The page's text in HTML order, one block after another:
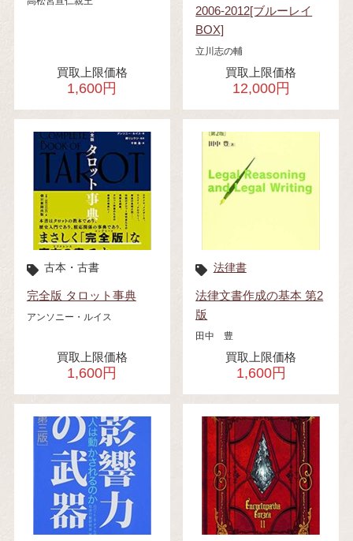
買取上限価格
1,600円
2006-2012[ブルーレイ
BOX]
立川志の輔
買取上限価格
12,000円
古本・古書
完全版 タロット事典
アンソニー・ルイス
買取上限価格
1,600円
法律書
法律文書作成の基本 第2
版
田中 豊
買取上限価格
1,600円